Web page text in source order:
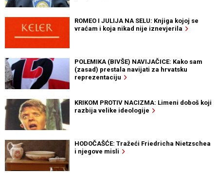
ROMEO I JULIJA NA SELU: Knjiga kojoj se
vraćam i koja nikad nije iznevjerila
POLEMIKA (BIVŠE) NAVIJAČICE: Kako sam
(zasad) prestala navijati za hrvatsku
reprezentaciju
KRIKOM PROTIV NACIZMA: Limeni doboš koji
razbija velike ideologije
HODOČAŠĆE: Tražeći Friedricha Nietzschea
i njegove misli